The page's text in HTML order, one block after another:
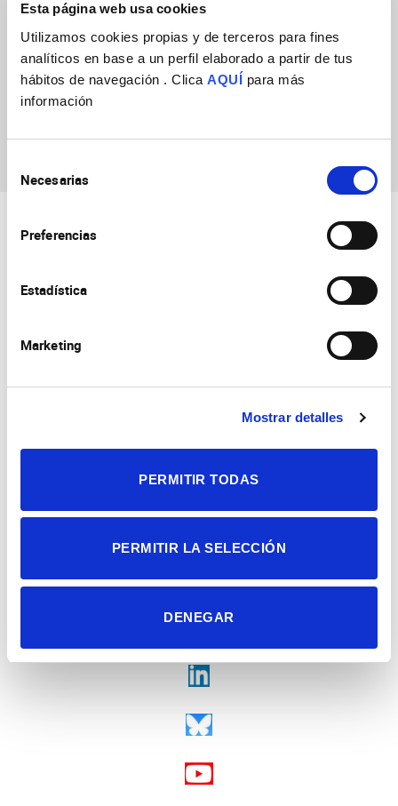
Esta página web usa cookies
Utilizamos cookies propias y de terceros para fines
analíticos en base a un perfil elaborado a partir de tus
hábitos de navegación . Clica AQUÍ para más
información
Necesarias
Preferencias
Estadística
Marketing
Mostrar detalles
PERMITIR TODAS
PERMITIR LA SELECCIÓN
DENEGAR
Esteban
Alicante | España
Tel. + 34 965 23 37 00